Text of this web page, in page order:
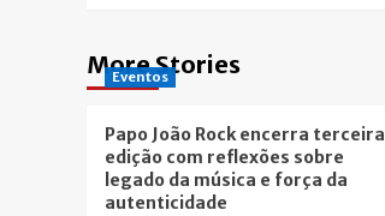
More Stories
Eventos
Papo João Rock encerra terceira
edição com reflexões sobre
legado da música e força da
autenticidade